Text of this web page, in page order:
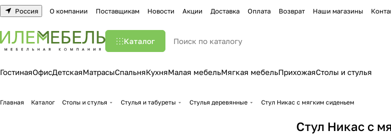
Россия О компании Поставщикам Новости Акции Доставка Оплата Возврат Наши магазины
Каталог
ГостинаяОфисДетскаяМатрасыСпальняКухняМалая мебельМягкая мебельПрихожаяСтолы и стулья
Главная Каталог Столы и стулья Стулья и табуреты Стулья деревянные Стул Никас с мягким сиденьем
Стул Никас с